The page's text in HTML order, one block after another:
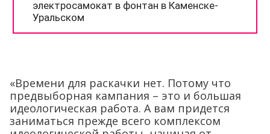
«Времени для раскачки нет. Потому что
предвыборная кампания – это и большая
идеологическая работа. А вам придется
заниматься прежде всего комплексом